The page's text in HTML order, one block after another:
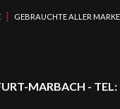
| GEBRAUCHTE ALLER
MARBACH -